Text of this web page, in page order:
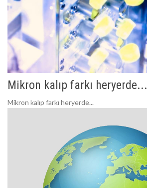
Mikron kalıp farkı heryerde...
Mikron kalıp farkı heryerde...